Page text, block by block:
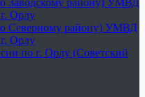
Заводскому району) УМВД
Орлу
Северному району) УМВД
Орлу
по г. Орлу (Советский